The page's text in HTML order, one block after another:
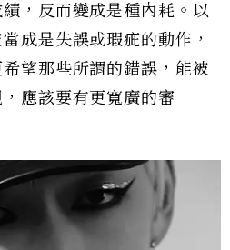
，反而變成是種內耗。以
成是失誤或瑕疵的動作，
望那些所謂的錯誤，能被
應該要有更寬廣的審